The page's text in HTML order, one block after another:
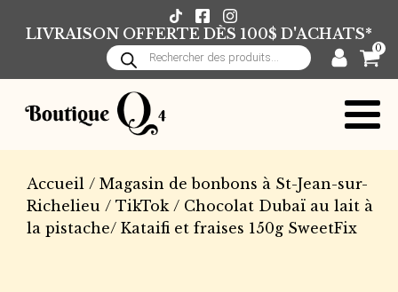
LIVRAISON OFFERTE DÈS 100$ D'ACHATS*
Recherche
de
produits
0
Accueil / Magasin de bonbons à St-Jean-sur-
Richelieu / TikTok/ Chocolat Dubaï au lait à
la pistache/ Kataifi et fraises 150g SweetFix